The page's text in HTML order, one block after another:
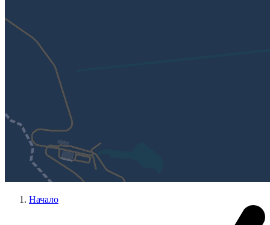
Начало